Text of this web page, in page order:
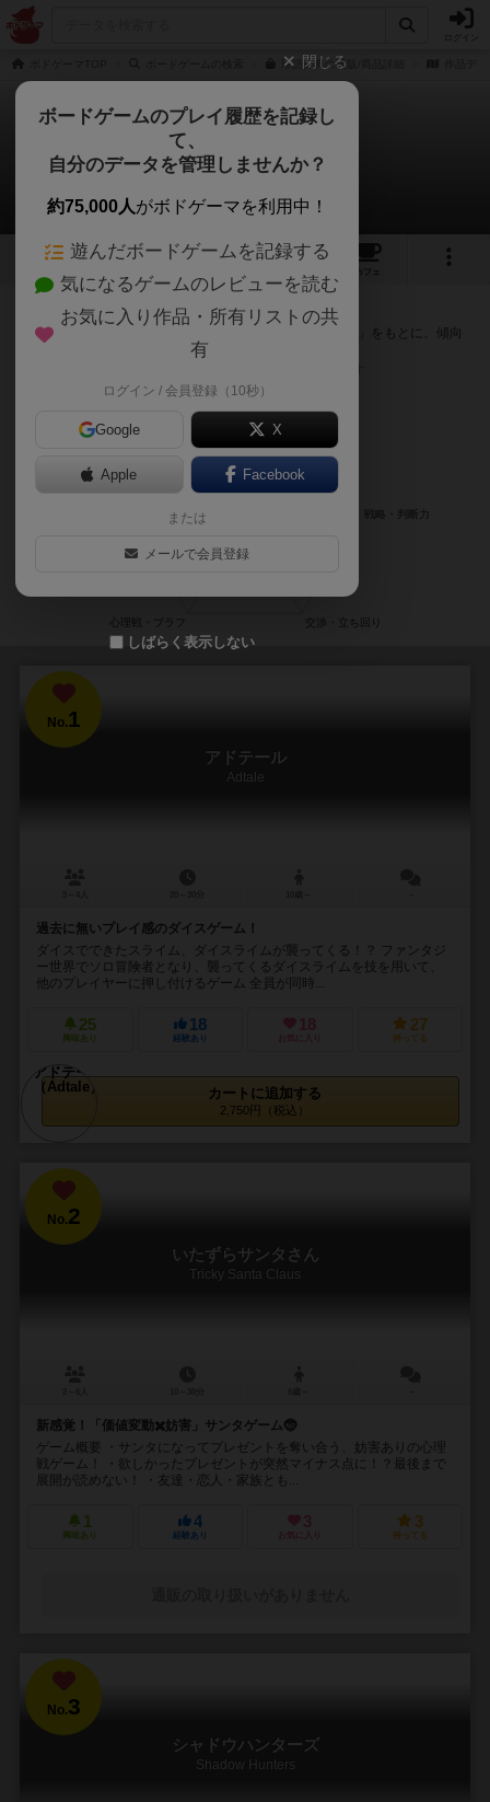
珍語辞典の通販/商品詳細
珍語辞典
次のおすすめボードゲーム
2
カフェ
『珍語辞典』が好きな方へのおすすめ
このゲームのトップページで投票された「プレイ感の評価」をもとに、傾向
が近いボードゲームをランキング形式で紹介します。
No.1
アドテール
Adtale
過去に無いプレイ感のダイスゲーム！
ダイスでできたスライム、ダイスライムが襲ってくる！？ ファンタジ
ー世界でソロ冒険者となり、襲ってくるダイスライムを技を用いて、
他のプレイヤーに押し付けるゲーム 全員が同時...
25
興味あり
18
経験あり
18
お気に入り
27
持ってる
カートに追加する
2,750円（税込）
No.2
いたずらサンタさん
Tricky Santa Claus
新感覚！「価値変動✖️妨害」サンタゲーム🤶
ゲーム概要 ・サンタになってプレゼントを奪い合う、妨害ありの心理
戦ゲーム！ ・欲しかったプレゼントが突然マイナス点に！？最後まで
展開が読めない！ ・友達・恋人・家族とも...
1
興味あり
4
経験あり
3
お気に入り
3
持ってる
No.3
シャドウハンターズ
Shadow Hunters
閉じる
ボードゲームのプレイ履歴を記録し
て、
自分のデータを管理しませんか？
約75,000人がボドゲーマを利用中！
遊んだボードゲームを記録する
気になるゲームのレビューを読む
お気に入り作品・所有リストの共
有
ログイン / 会員登録（10秒）
Google X
Apple Facebook
または
メールで会員登録
しばらく表示しない